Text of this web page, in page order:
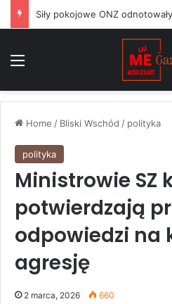
Home / Bliski Wschód / polityka
polityka
Ministrowie SZ
potwierdzają
odpowiedzi na
agresję
2 marca, 2026 660